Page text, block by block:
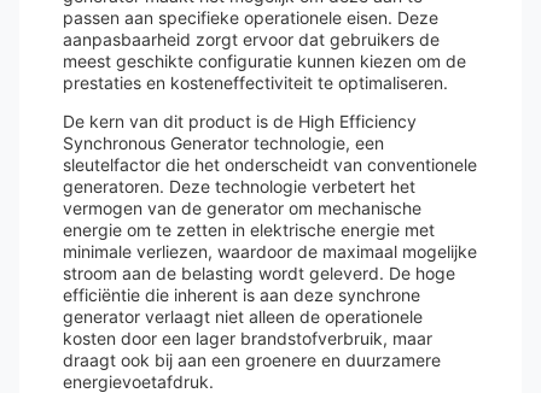
passen aan specifieke operationele eisen. Deze
aanpasbaarheid zorgt ervoor dat gebruikers de
meest geschikte configuratie kunnen kiezen om de
prestaties en kosteneffectiviteit te optimaliseren.
De kern van dit product is de High Efficiency
Synchronous Generator technologie, een
sleutelfactor die het onderscheidt van conventionele
generatoren. Deze technologie verbetert het
vermogen van de generator om mechanische
energie om te zetten in elektrische energie met
minimale verliezen, waardoor de maximaal mogelijke
stroom aan de belasting wordt geleverd. De hoge
efficiëntie die inherent is aan deze synchrone
generator verlaagt niet alleen de operationele
kosten door een lager brandstofverbruik, maar
draagt ook bij aan een groenere en duurzamere
energievoetafdruk.